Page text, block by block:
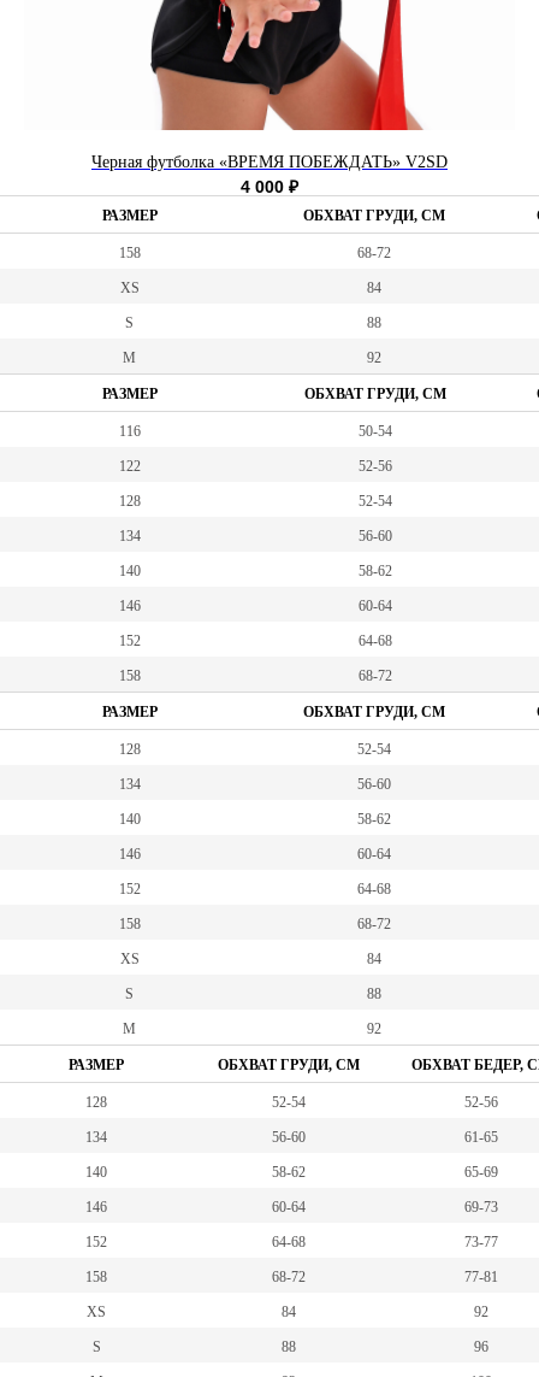
Черная футболка «ВРЕМЯ ПОБЕЖДАТЬ» V2SD
4 000 ₽
РАЗМЕР ОБХВАТ ГРУДИ, СМ
158 68-72
XS 84
S 88
M 92
РАЗМЕР ОБХВАТ ГРУДИ, СМ
116 50-54
122 52-56
128 52-54
134 56-60
140 58-62
146 60-64
152 64-68
158 68-72
РАЗМЕР ОБХВАТ ГРУДИ, СМ
128 52-54
134 56-60
140 58-62
146 60-64
152 64-68
158 68-72
XS 84
S 88
M 92
РАЗМЕР ОБХВАТ ГРУДИ, СМ ОБХВАТ БЕДЕР,
128 52-54 52-56
134 56-60 61-65
140 58-62 65-69
146 60-64 69-73
152 64-68 73-77
158 68-72 77-81
XS 84 92
S 88 96